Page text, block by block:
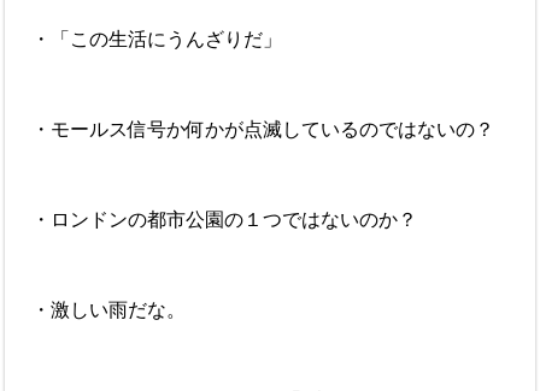
・「この生活にうんざりだ」
・モールス信号か何かが点滅しているのではないの？
・ロンドンの都市公園の１つではないのか？
・激しい雨だな。